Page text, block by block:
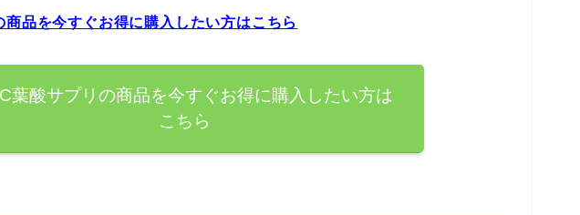
品を今すぐお得に購入したい方はこちら
葉酸サプリの商品を今すぐお得に購入したい方は
こちら